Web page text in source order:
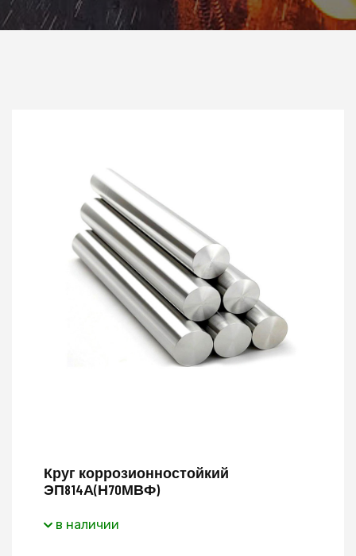
Круг коррозионностойкий
ЭП814А(Н70МВФ)
в наличии